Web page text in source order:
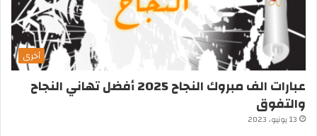
أخرى
عبارات الف مبروك النجاح 2025 أفضل تهاني النجاح
والتفوق
13 يونيو، 2023